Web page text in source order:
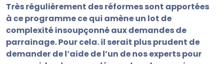
Très régulièrement des réformes sont apportées
à ce programme ce qui amène un lot de
complexité insoupçonné aux demandes de
parrainage. Pour cela. il serait plus prudent de
demander de l’aide de l’un de nos experts pour